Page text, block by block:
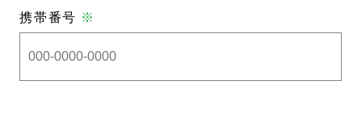
携帯番号 ※